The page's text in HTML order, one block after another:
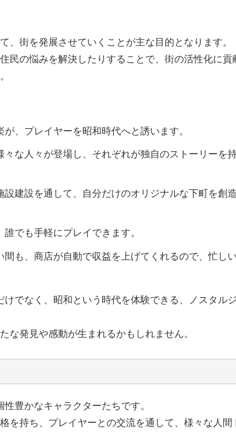
、街を発展させていくことが主な目的となります。
民の悩みを解決したりすることで、街の活性化に貢
、プレイヤーを昭和時代へと誘います。
々な人々が登場し、それぞれが独自のストーリーを
設建設を通して、自分だけのオリジナルな下町を創
誰でも手軽にプレイできます。
間も、商店が自動で収益を上げてくれるので、忙し
けでなく、昭和という時代を体験できる、ノスタル
な発見や感動が生まれるかもしれません。
豊かなキャラクターたちです。
を持ち、プレイヤーとの交流を通して、様々な人間